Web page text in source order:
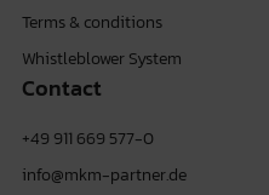
Terms & conditions
Whistleblower System
Contact
+49 911 669 577-0
info@mkm-partner.de